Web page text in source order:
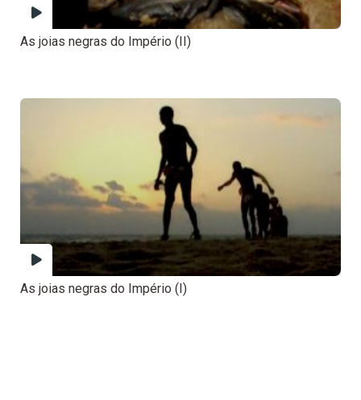
As joias negras do Império (II)
As joias negras do Império (I)